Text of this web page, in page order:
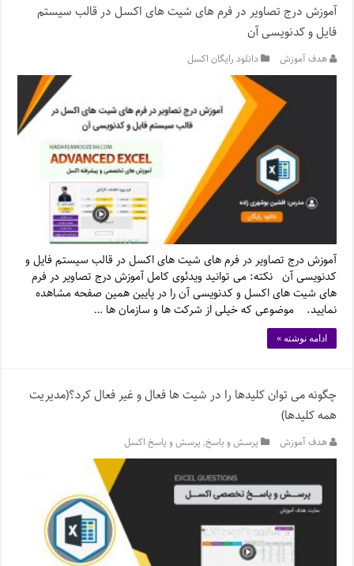
آموزش درج تصاویر در فرم های شیت های اکسل در قالب سیستم
فایل و کدنویسی آن
هدف آموزش دانلود رایگان اکسل
آموزش درج تصاویر در فرم های شیت های اکسل در قالب سیستم فایل و
کدنویسی آن نکته: می توانید ویدئوی کامل آموزش درج تصاویر در فرم
های شیت های اکسل و کدنویسی آن را در پایین همین صفحه مشاهده
نمایید. موضوعی که خیلی از شرکت ها و سازمان ها …
ادامه نوشته »
چگونه می توان کلیدها را در شیت ها فعال و غیر فعال کرد؟(مدیریت
همه کلیدها)
هدف آموزش پرسش و پاسخ,پرسش و پاسخ اکسل